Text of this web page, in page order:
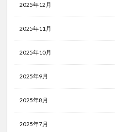
2025年12月
2025年11月
2025年10月
2025年9月
2025年8月
2025年7月